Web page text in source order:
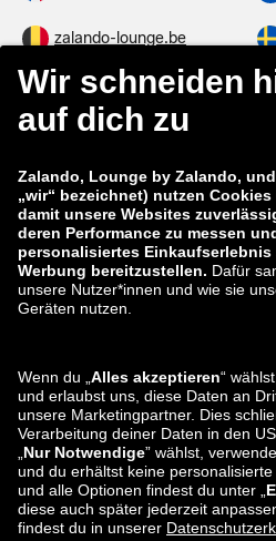
zalando-lounge.be
zalando-lounge.fi
zalando-lounge.co.uk
zalando-prive.es
zalando-lounge.lt
zalando-lounge.ro
zalando-lounge.lu
zalando-lounge.lv
Sie finden uns